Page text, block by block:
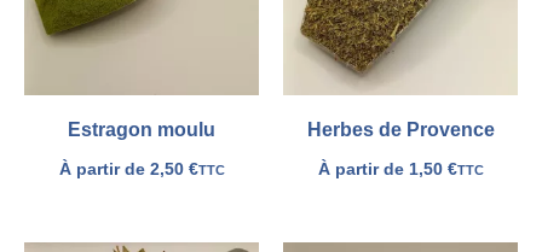
Estragon moulu
À partir de 2,50 €TTC
Herbes de Provence
À partir de 1,50 €TTC